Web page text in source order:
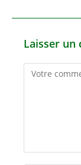
Laisser un
Comment